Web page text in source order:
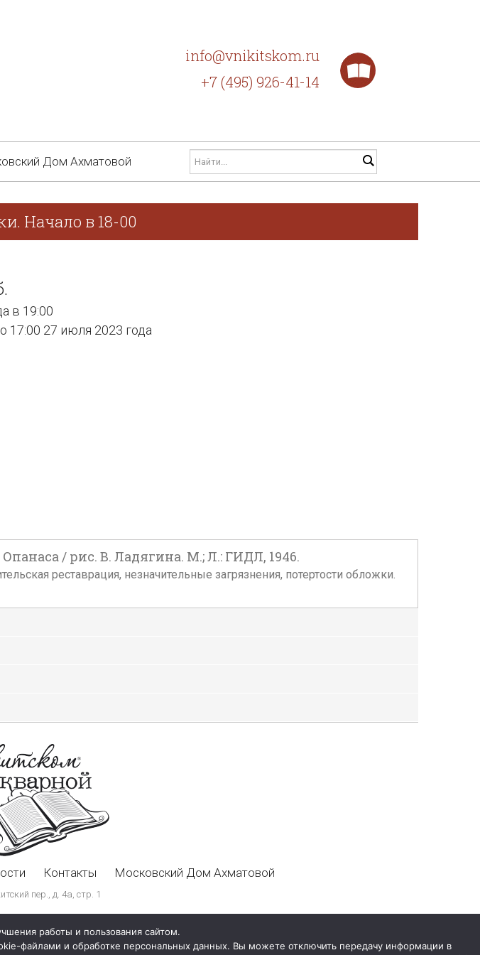
info@vnikitskom.ru
+7 (495) 926-41-14
Дом Ахматовой
Начало в 18-00
в 19:00
17:00 27 июля 2023 года
/ рис. В. Ладягина. М.; Л.: ГИДЛ, 1946.
реставрация, незначительные загрязнения, потертости обложки.
Контакты Московский Дом Ахматовой
пер., д. 4а, стр. 1
работы и пользования сайтом.
файлами и обработке персональных данных. Вы можете отключить передачу информации в